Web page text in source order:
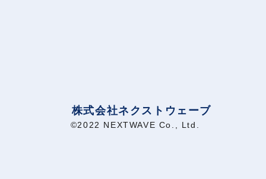
株式会社ネクストウェーブ
©2022 NEXTWAVE Co., Ltd.